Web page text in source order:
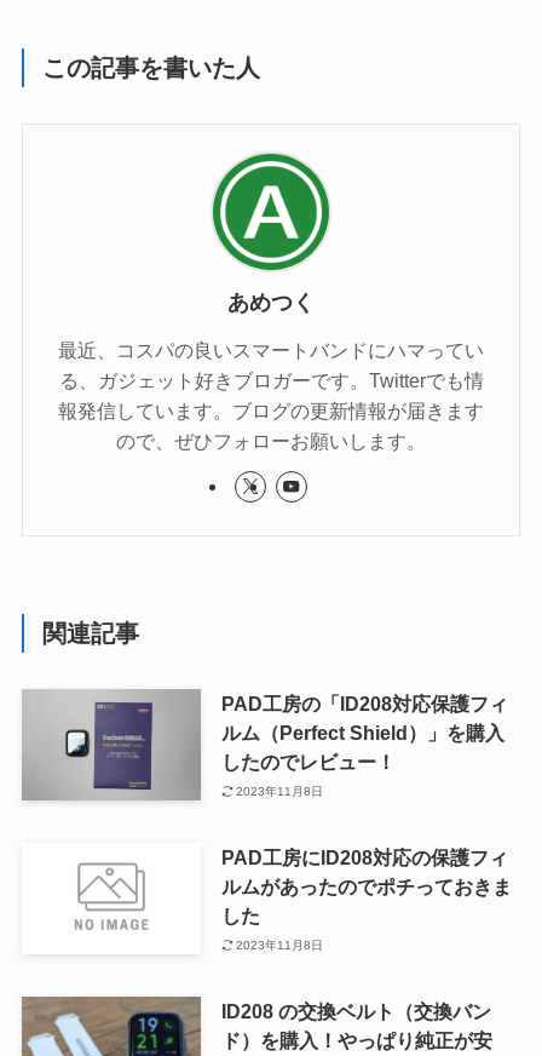
この記事を書いた人
あめつく
最近、コスパの良いスマートバンドにハマってい
る、ガジェット好きブロガーです。Twitterでも情
報発信しています。ブログの更新情報が届きます
ので、ぜひフォローお願いします。
関連記事
PAD工房の「ID208対応保護フィ
ルム（Perfect Shield）」を購入
したのでレビュー！
2023年11月8日
PAD工房にID208対応の保護フィ
ルムがあったのでポチっておきま
した
2023年11月8日
ID208 の交換ベルト（交換バン
ド）を購入！やっぱり純正が安